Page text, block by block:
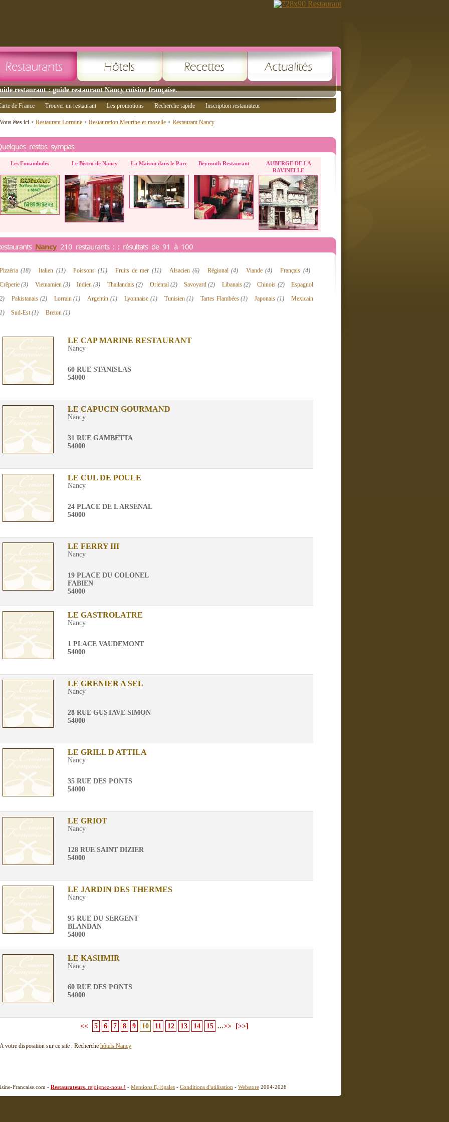
restaurant : guide restaurant Nancy cuisine française.
de France Trouver un restaurant Les promotions Recherche rapide Inscription restaurateur
Vous êtes ici > Restaurant Lorraine > Restauration Meurthe-et-moselle > Restaurant Nancy
restos sympas
Les Funambules Le Bistro de Nancy La Maison dans le Parc Beyrouth Restaurant
AUBERGE DE LA
RAVINELLE
Nancy210 restaurants : : résultats de 91 à 100
Pizzéria(18) Italien (11) Poissons (11) Fruits de mer (11) Alsacien(6) Régional(4) Viande(4) Français (4)
Crêperie(3) Vietnamien (3) Indien(3) Thailandais(2) Oriental (2) Savoyard(2) Libanais (2) Chinois (2)
Espagnol
Pakistanais (2) Lorrain(1) Argentin (1) Lyonnaise (1) Tunisien(1) Tartes Flambées(1) Japonais(1)
Mexicain
Sud-Est(1) Breton (1)
LE CAP MARINE RESTAURANT
Nancy
60 RUE STANISLAS
54000
LE CAPUCIN GOURMAND
Nancy
31 RUE GAMBETTA
54000
LE CUL DE POULE
Nancy
24 PLACE DE L ARSENAL
54000
LE FERRY III
Nancy
19 PLACE DU COLONEL
FABIEN
54000
LE GASTROLATRE
Nancy
1 PLACE VAUDEMONT
54000
LE GRENIER A SEL
Nancy
28 RUE GUSTAVE SIMON
54000
LE GRILL D ATTILA
Nancy
35 RUE DES PONTS
54000
LE GRIOT
Nancy
128 RUE SAINT DIZIER
54000
LE JARDIN DES THERMES
Nancy
95 RUE DU SERGENT
BLANDAN
54000
LE KASHMIR
Nancy
60 RUE DES PONTS
54000
<< 5 6 7 8 9 10 11 12 13 14 15 ...>> [>>]
A votre disposition sur ce site : Recherche hôtels Nancy
Francaise.com - Restaurateurs , rejoignez-nous ! - Mentions lï¿½gales - Conditions d'utilisation - Webstore 2004-2026